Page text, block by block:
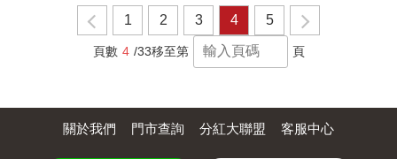
1 2 3 4 5
頁數 4 /33移至第 頁
關於我們 門市查詢 分紅大聯盟 客服中心